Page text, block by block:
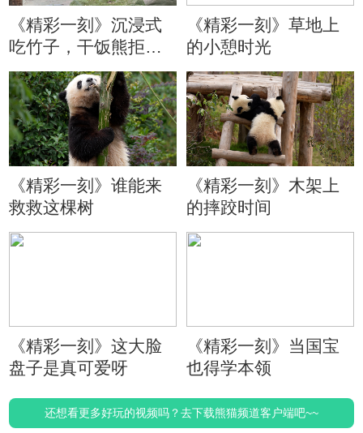
《精彩一刻》沉浸式
吃竹子，干饭熊拒绝
分心
《精彩一刻》草地上
的小憩时光
《精彩一刻》谁能来
救救这棵树
《精彩一刻》木架上
的摔跤时间
《精彩一刻》这大脸
盘子是真可爱呀
《精彩一刻》当国宝
也得学本领
还想看更多好玩的视频吗？去下载熊猫频道客户端吧~~